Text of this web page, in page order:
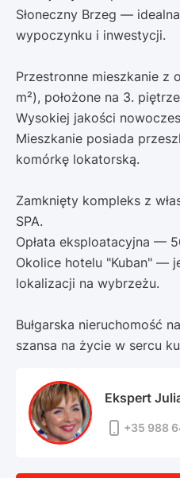
Słoneczny Brzeg —
wypoczynku i inwestycji.
Przestronne mieszkanie z
m²), położone na 3.
Wysokiej jakości
Mieszkanie posiada
komórkę lokatorską.
Zamknięty kompleks z
SPA.
Opłata eksploatacyjna —
Okolice hotelu "Kuban" —
lokalizacji na wybrzeżu.
Bułgarska nieruchomość
szansa na życie w sercu
Ekspert
+35 988